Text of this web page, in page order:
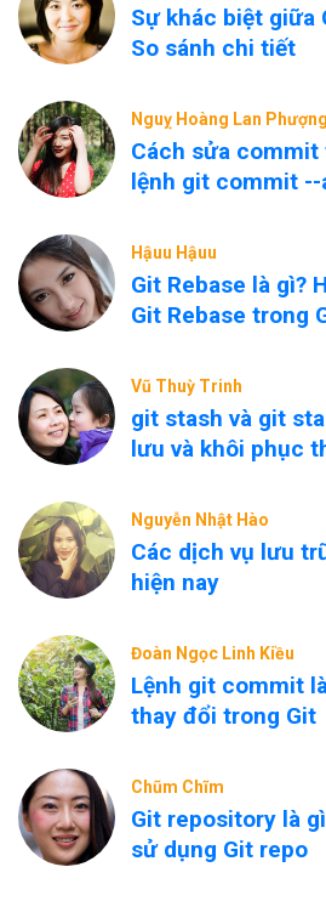
Sự khác biệt giữa
So sánh chi tiết
Nguỵ Hoàng Lan Phượng
Cách sửa commit
lệnh git commit --
Hậuu Hậuu
Git Rebase là gì?
Git Rebase trong
Vũ Thuỳ Trinh
git stash và git
lưu và khôi phục
Nguyễn Nhật Hào
Các dịch vụ lưu
hiện nay
Đoàn Ngọc Linh Kiều
Lệnh git commit
thay đổi trong Git
Chũm Chĩm
Git repository là
sử dụng Git repo